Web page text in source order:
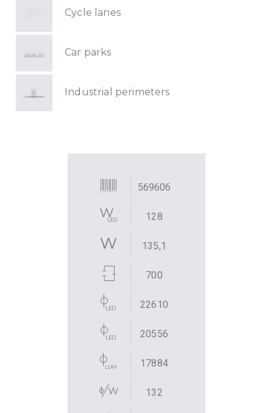
Cycle lanes
Car parks
Industrial perimeters
569606
128
135,1
700
22610
20556
17884
132